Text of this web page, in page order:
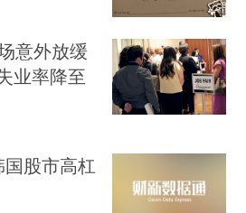
意外放缓
业率降至
国股市高杠